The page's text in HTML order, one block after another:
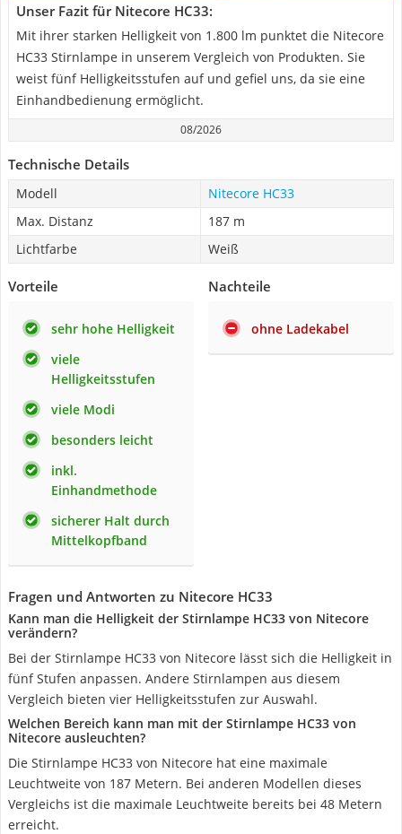
Unser Fazit für Nitecore HC33:
Mit ihrer starken Helligkeit von 1.800 lm punktet die Nitecore
HC33 Stirnlampe in unserem Vergleich von Produkten. Sie
weist fünf Helligkeitsstufen auf und gefiel uns, da sie eine
Einhandbedienung ermöglicht.
08/2026
Technische Details
Modell
Nitecore HC33
Max. Distanz
187 m
Lichtfarbe
Weiß
Vorteile
sehr hohe Helligkeit
viele
Helligkeitsstufen
viele Modi
besonders leicht
inkl.
Einhandmethode
sicherer Halt durch
Mittelkopfband
Nachteile
ohne Ladekabel
Fragen und Antworten zu Nitecore HC33
Kann man die Helligkeit der Stirnlampe HC33 von Nitecore
verändern?
Bei der Stirnlampe HC33 von Nitecore lässt sich die Helligkeit in
fünf Stufen anpassen. Andere Stirnlampen aus diesem
Vergleich bieten vier Helligkeitsstufen zur Auswahl.
Welchen Bereich kann man mit der Stirnlampe HC33 von
Nitecore ausleuchten?
Die Stirnlampe HC33 von Nitecore hat eine maximale
Leuchtweite von 187 Metern. Bei anderen Modellen dieses
Vergleichs ist die maximale Leuchtweite bereits bei 48 Metern
erreicht.